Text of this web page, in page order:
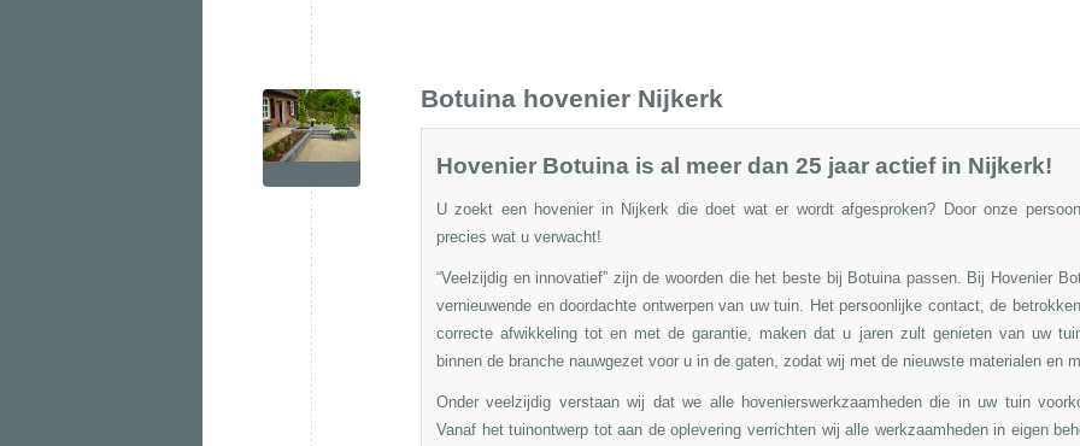
Botuina hovenier Nijkerk
Hovenier Botuina is al meer dan 25 jaar actief in Nijkerk!
U zoekt een hovenier in Nijkerk die doet wat er wordt afgesproken? Door onze
precies wat u verwacht!
“Veelzijdig en innovatief” zijn de woorden die het beste bij Botuina passen. Bij Hovenier
vernieuwende en doordachte ontwerpen van uw tuin. Het persoonlijke contact, de
correcte afwikkeling tot en met de garantie, maken dat u jaren zult genieten van uw
binnen de branche nauwgezet voor u in de gaten, zodat wij met de nieuwste materialen en
Onder veelzijdig verstaan wij dat we alle hovenierswerkzaamheden die in uw tuin
Vanaf hettuinontwerp tot aan de oplevering verrichten wij alle werkzaamheden in eigen